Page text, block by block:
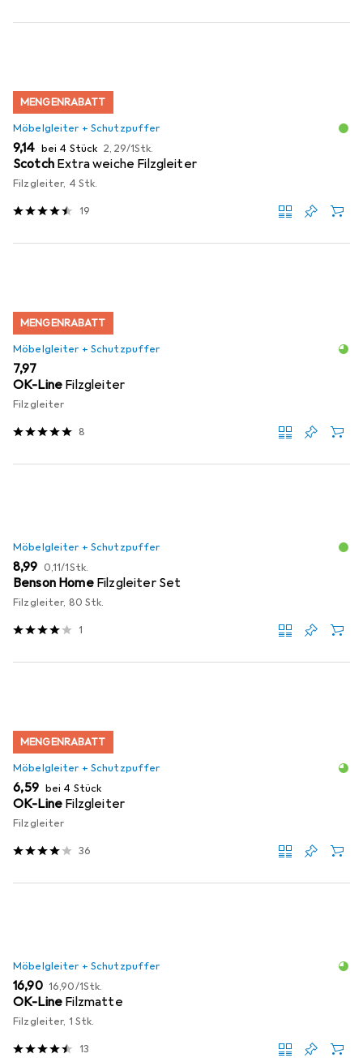
MENGENRABATT
Möbelgleiter + Schutzpuffer
EUR
9,14 bei 4 Stück EUR
2,29/1Stk.
Scotch Extra weiche Filzgleiter
Filzgleiter, 4 Stk.
19
MENGENRABATT
Möbelgleiter + Schutzpuffer
EUR
7,97
OK-Line Filzgleiter
Filzgleiter
8
Möbelgleiter + Schutzpuffer
EUR
8,99 EUR
0,11/1Stk.
Benson Home Filzgleiter Set
Filzgleiter, 80 Stk.
1
MENGENRABATT
Möbelgleiter + Schutzpuffer
EUR
6,59 bei 4 Stück
OK-Line Filzgleiter
Filzgleiter
36
Möbelgleiter + Schutzpuffer
EUR
16,90 EUR
16,90/1Stk.
OK-Line Filzmatte
Filzgleiter, 1 Stk.
13